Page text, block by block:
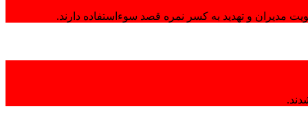
مدیران و تهدید به کسر نمره قصد سوءاستفاده دارند.